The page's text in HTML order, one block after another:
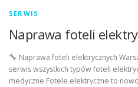
SERWIS
Naprawa foteli
Naprawa foteli elektrycznych
serwis wszystkich typów foteli
medyczne Fotele elektryczne to